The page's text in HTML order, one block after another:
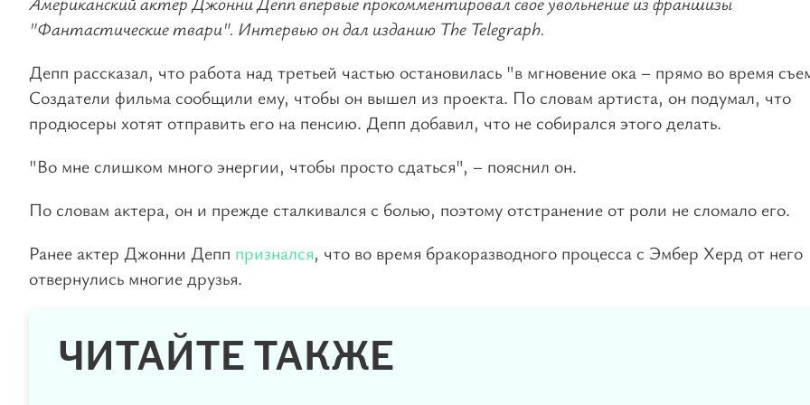
"Фантастические твари". Интервью он дал изданию The Telegraph.
Депп рассказал, что работа над третьей частью остановилась "в мгновение ока – прямо во время
Создатели фильма сообщили ему, чтобы он вышел из проекта. По словам артиста, он подумал, что
продюсеры хотят отправить его на пенсию. Депп добавил, что не собирался этого делать.
"Во мне слишком много энергии, чтобы просто сдаться", – пояснил он.
По словам актера, он и прежде сталкивался с болью, поэтому отстранение от роли не сломало его.
Ранее актер Джонни Депп признался, что во время бракоразводного процесса с Эмбер Херд от него
отвернулись многие друзья.
ЧИТАЙТЕ ТАКЖЕ